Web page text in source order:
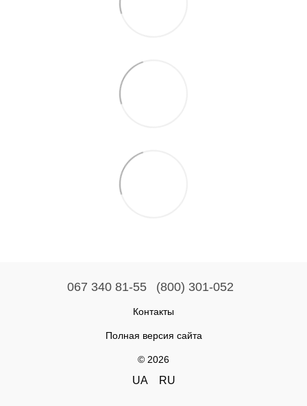
067 340 81-55 (800) 301-052
Контакты
Полная версия сайта
© 2026
UA RU